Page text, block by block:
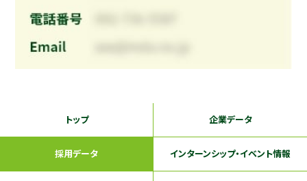
トップ 企業データ
採用データ インターンシップ・イベント情報